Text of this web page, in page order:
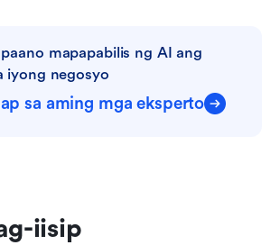
mapapabilis ng AI ang
iyong negosyo
sa aming mga eksperto
iisip